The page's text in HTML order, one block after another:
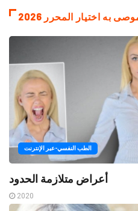
به اختيار المحرر 2026
الطب النفسي-عبر الإنترنت
أعراض متلازمة الحدود
2020